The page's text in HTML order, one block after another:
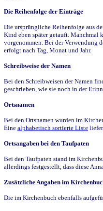
Die Reihenfolge der Einträge
Die ursprüngliche Reihenfolge aus
Kind eben später getauft. Manchmal
vorgenommen. Bei der Verwendung
erfolgt nach Tag, Monat und Jahr.
Schreibweise der Namen
Bei den Schreibweisen der Namen
geschrieben, wie sie noch in der
Ortsnamen
Bei den Ortsnamen wurden im
Eine alphabetisch sortierte Liste
Ortsangaben bei den Taufpaten
Bei den Taufpaten stand im
allerdings festgestellt, dass diese
Zusätzliche Angaben im
Die im Kirchenbuch ebenfalls